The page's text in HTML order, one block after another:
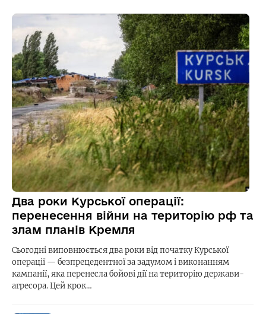
Два роки Курської операції:
перенесення війни на територію рф та
злам планів Кремля
Сьогодні виповнюється два роки від початку Курської
операції — безпрецедентної за задумом і виконанням
кампанії, яка перенесла бойові дії на територію держави-
агресора. Цей крок…